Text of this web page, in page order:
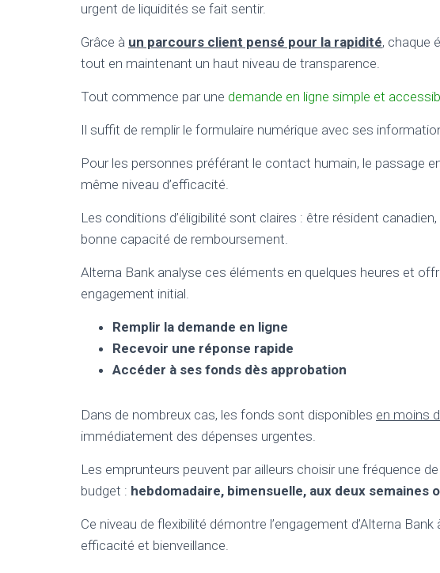
urgent de liquidités se fait sentir.
Grâce à un parcours client pensé pour la rapidité, chaque
tout en maintenant un haut niveau de transparence.
Tout commence par une demande en ligne simple et
Il suffit de remplir le formulaire numérique avec ses
Pour les personnes préférant le contact humain, le passage
même niveau d’efficacité.
Les conditions d’éligibilité sont claires : être résident
bonne capacité de remboursement.
Alterna Bank analyse ces éléments en quelques heures et
engagement initial.
Remplir la demande en ligne
Recevoir une réponse rapide
Accéder à ses fonds dès approbation
Dans de nombreux cas, les fonds sont disponibles en moins
immédiatement des dépenses urgentes.
Les emprunteurs peuvent par ailleurs choisir une fréquence
budget : hebdomadaire, bimensuelle, aux deux semaines
Ce niveau de flexibilité démontre l’engagement d’Alterna
efficacité et bienveillance.